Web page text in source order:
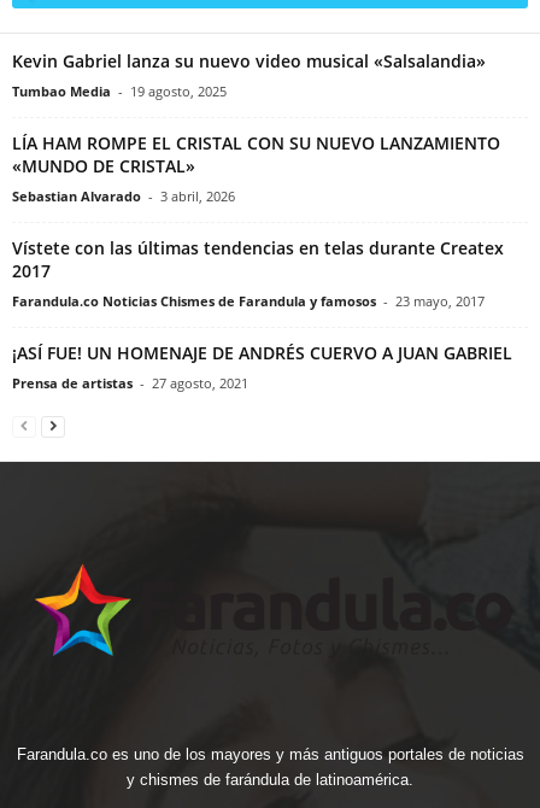
Kevin Gabriel lanza su nuevo video musical «Salsalandia»
Tumbao Media - 19 agosto, 2025
LÍA HAM ROMPE EL CRISTAL CON SU NUEVO LANZAMIENTO
«MUNDO DE CRISTAL»
Sebastian Alvarado - 3 abril, 2026
Vístete con las últimas tendencias en telas durante Createx
2017
Farandula.co Noticias Chismes de Farandula y famosos - 23 mayo, 2017
¡ASÍ FUE! UN HOMENAJE DE ANDRÉS CUERVO A JUAN GABRIEL
Prensa de artistas - 27 agosto, 2021
Farandula.co es uno de los mayores y más antiguos portales de noticias
y chismes de farándula de latinoamérica.